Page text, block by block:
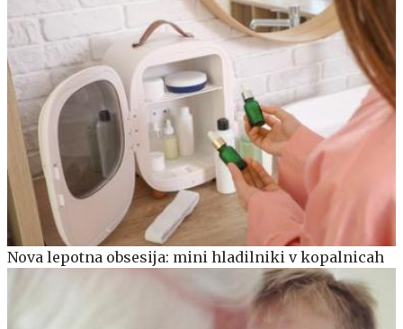
Nova lepotna obsesija: mini hladilniki v kopalnicah